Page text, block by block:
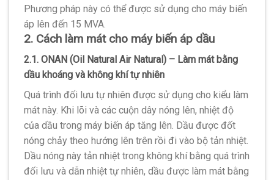
Phương pháp này có thể được sử dụng cho máy biến
áp lên đến 15 MVA.
2. Cách làm mát cho máy biến áp dầu
2.1. ONAN (Oil Natural Air Natural) – Làm mát bằng
dầu khoáng và không khí tự nhiên
Quá trình đối lưu tự nhiên được sử dụng cho kiểu làm
mát này. Khi lõi và các cuộn dây nóng lên, nhiệt độ
của dầu trong máy biến áp tăng lên. Dầu được đốt
nóng chảy theo hướng lên trên rồi đi vào bộ tản nhiệt.
Dầu nóng này tản nhiệt trong không khí bằng quá trình
đối lưu và dẫn nhiệt tự nhiên, dầu được làm mát bằng